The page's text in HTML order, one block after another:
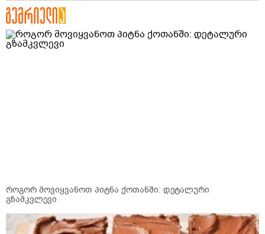
როგორ მოვიყვანოთ პიტნა ქოთანში: დეტალური
გზამკვლევი